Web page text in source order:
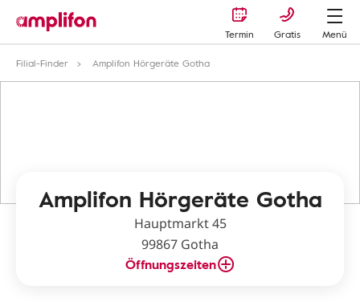
Termin Gratis
Menü
Filial-Finder
Amplifon Hörgeräte Gotha
Amplifon Hörgeräte Gotha
Hauptmarkt 45
99867 Gotha
Öffnungszeiten